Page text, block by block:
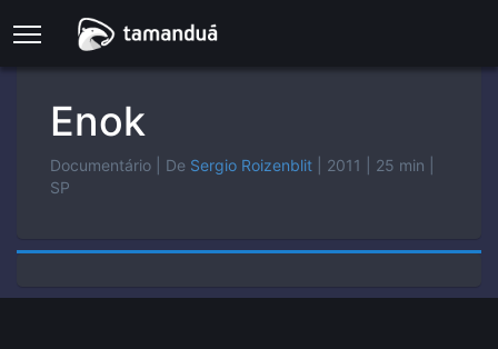
Enok
Documentário | De Sergio Roizenblit | 2011 | 25 min
SP